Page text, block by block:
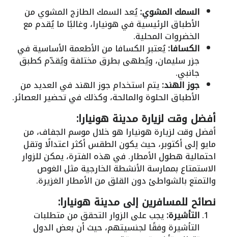
السمك المشوي:يُعد السمك الطازج المشوي من
الأطباق الرئيسية في هونيارا، وغالبًا ما يُقدم مع
الخضروات المحلية.
الكسافا:يُعتبر الكسافا من الأطعمة الأساسية في
جزر سليمان، ويُطهى بطرق مختلفة ويُقدّم كطبق
جانبي.
جوز الهند:يتم استخدام جوز الهند في العديد من
الأطباق الحلوة والمالحة، وكذلك في تحضير العصائر.
أفضل وقت لزيارة مدينة هونيارا:
أفضل وقت لزيارة هونيارا هو خلال موسم الجفاف، من
مايو إلى أكتوبر، حيث يكون الطقس أكثر اعتدالًا وتقل
احتمالية هطول الأمطار. في هذه الفترة، يمكن للزوار
الاستمتاع بممارسة الأنشطة الخارجية مثل الغوص
والتمتع بالشواطئ دون القلق من الأمطار الغزيرة.
نصائح للمسافرين إلى مدينة هونيارا:
التأشيرة:يجب على الزوار التحقق من متطلبات
التأشيرة وفقًا لجنسيتهم، حيث أن بعض الدول